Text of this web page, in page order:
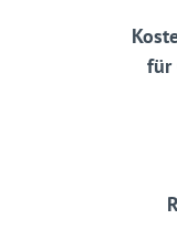
für